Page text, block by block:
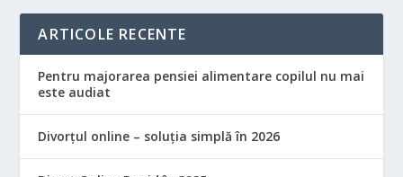
ARTICOLE RECENTE
Pentru majorarea pensiei alimentare copilul nu mai
este audiat
Divorțul online – soluția simplă în 2026